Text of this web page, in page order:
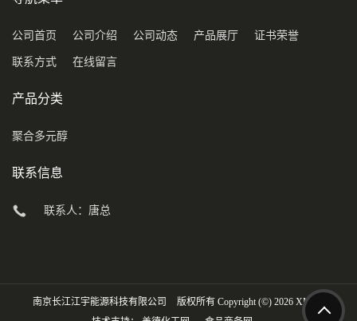
公司首页 公司介绍 公司动态 产品展厅 证书荣誉
联系方式 在线留言
产品分类
聚合多元醇
联系信息
联系人：唐总
南京长江江宇能源科技有限公司 版权所有 Copyright (©) 2026 XML